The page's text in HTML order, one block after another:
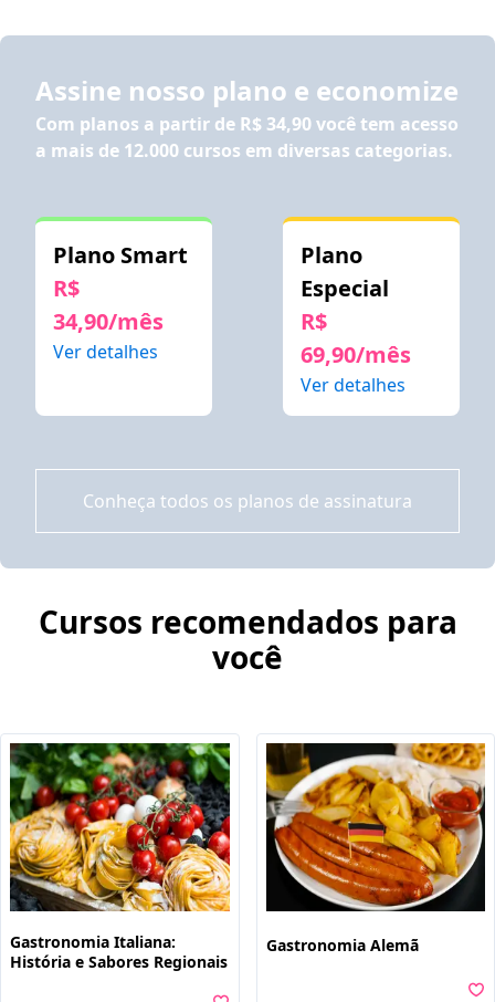
Assine nosso plano e economize
Com planos a partir de R$ 34,90você tem acesso
a mais de 12.000 cursos em diversas categorias.
Plano Smart
R$
34,90/mês
Ver detalhes
Plano
Especial
R$
69,90/mês
Ver detalhes
Conheça todos os planos de assinatura
Cursos recomendados para
você
Gastronomia Italiana:
História e Sabores Regionais
Gastronomia Alemã